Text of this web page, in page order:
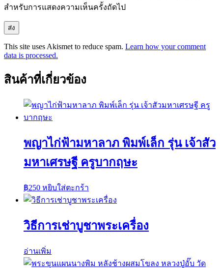
สำหรับการแสดงความเห็นครั้งถัดไป
This site uses Akismet to reduce spam. Learn how your comment
data is processed.
สินค้าที่เกี่ยวข้อง
พญาไก่ฟ้ามหาลาภ พิมพ์เล็ก รุ่น เจ้าสัว
มหาเศรษฐี ครูบากฤษะ
฿250 หยิบใส่ตะกร้า
วิธีการเช่าบูชาพระเครื่อง
อ่านเพิ่ม